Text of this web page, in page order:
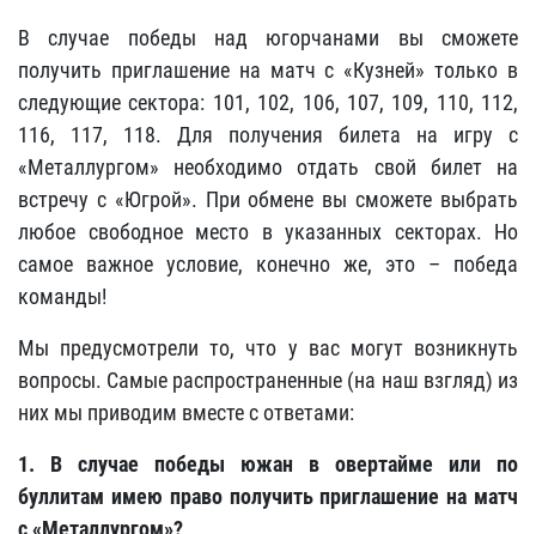
В случае победы над югорчанами вы сможете
получить приглашение на матч с «Кузней» только в
следующие сектора: 101, 102, 106, 107, 109, 110, 112,
116, 117, 118. Для получения билета на игру с
«Металлургом» необходимо отдать свой билет на
встречу с «Югрой». При обмене вы сможете выбрать
любое свободное место в указанных секторах. Но
самое важное условие, конечно же, это – победа
команды!
Мы предусмотрели то, что у вас могут возникнуть
вопросы. Самые распространенные (на наш взгляд) из
них мы приводим вместе с ответами:
1. В случае победы южан в овертайме или по
буллитам имею право получить приглашение на матч
с «Металлургом»?